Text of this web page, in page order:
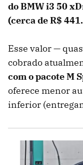
do BMW i3 50
(cerca de R$
Esse valor —
cobrado
com o pacote M
oferece menor
inferior